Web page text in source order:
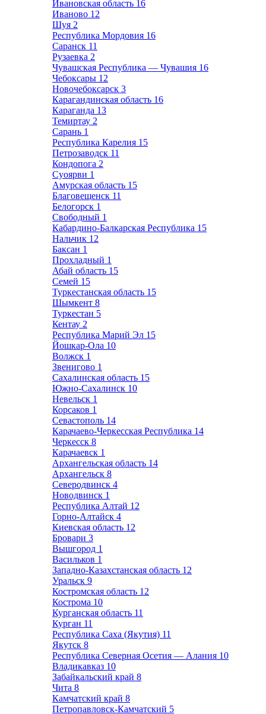
Ивановская область 16
Иваново 12
Шуя 2
Республика Мордовия 16
Саранск 11
Рузаевка 2
Чувашская Республика — Чувашия 16
Чебоксары 12
Новочебоксарск 3
Карагандинская область 16
Караганда 13
Темиртау 2
Сарань 1
Республика Карелия 15
Петрозаводск 11
Кондопога 2
Суоярви 1
Амурская область 15
Благовещенск 11
Белогорск 1
Свободный 1
Кабардино-Балкарская Республика 15
Нальчик 12
Баксан 1
Прохладный 1
Абай область 15
Семей 15
Туркестанская область 15
Шымкент 8
Туркестан 5
Кентау 2
Республика Марий Эл 15
Йошкар-Ола 10
Волжск 1
Звенигово 1
Сахалинская область 15
Южно-Сахалинск 10
Невельск 1
Корсаков 1
Севастополь 14
Карачаево-Черкесская Республика 14
Черкесск 8
Карачаевск 1
Архангельская область 14
Архангельск 8
Северодвинск 4
Новодвинск 1
Республика Алтай 12
Горно-Алтайск 4
Киевская область 12
Бровари 3
Вышгород 1
Васильков 1
Западно-Казахстанская область 12
Уральск 9
Костромская область 12
Кострома 10
Курганская область 11
Курган 11
Республика Саха (Якутия) 11
Якутск 8
Республика Северная Осетия — Алания 10
Владикавказ 10
Забайкальский край 8
Чита 8
Камчатский край 8
Петропавловск-Камчатский 5